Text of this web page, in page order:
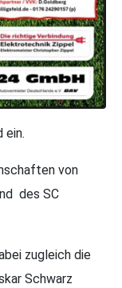
ein.
von
des SC
zugleich die
Schwarz